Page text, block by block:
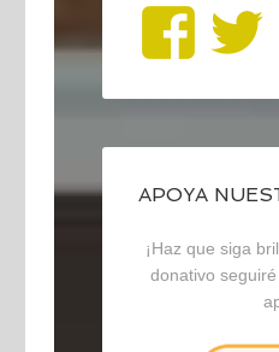
Ver
de
en
APOYA
¡Haz que siga
donativo